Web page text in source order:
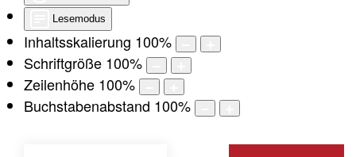
Lesemodus
Inhaltsskalierung 100%
Schriftgröße 100%
Zeilenhöhe 100%
Buchstabenabstand 100%